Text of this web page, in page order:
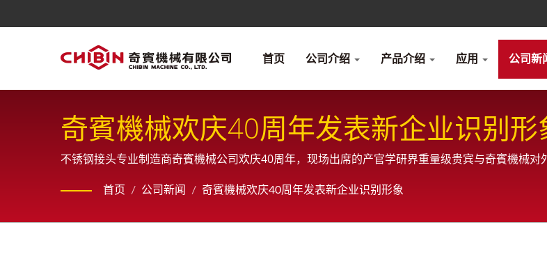
首页 公司介绍 产品介绍 应用 公司新
奇賓機械欢庆40周年发表新企业识别形
不锈钢接头专业制造商奇賓機械公司欢庆40周年，现场出席的产官学研界重量级贵宾与奇賓機械对
首页 / 公司新闻 / 奇賓機械欢庆40周年发表新企业识别形象